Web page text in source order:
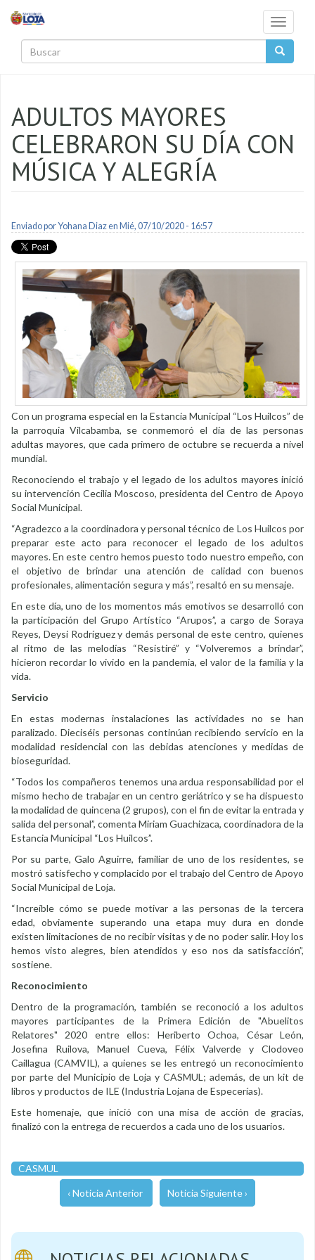
Toggle
ADULTOS MAYORES
CELEBRARON SU DÍA CON
MÚSICA Y ALEGRÍA
Enviado porYohana Diazen Mié, 07/10/2020 - 16:57
Con un programa especial en la Estancia Municipal “Los Huilcos” de
la parroquia Vilcabamba, se conmemoró el día de las personas
adultas mayores, que cada primero de octubre se recuerda a nivel
mundial.
Reconociendo el trabajo y el legado de los adultos mayores inició
su intervención Cecilia Moscoso, presidenta del Centro de Apoyo
Social Municipal.
“Agradezco a la coordinadora y personal técnico de Los Huilcos por
preparar este acto para reconocer el legado de los adultos
mayores. En este centro hemos puesto todo nuestro empeño, con
el objetivo de brindar una atención de calidad con buenos
profesionales, alimentación segura y más”, resaltó en su mensaje.
En este día, uno de los momentos más emotivos se desarrolló con
la participación del Grupo Artístico “Arupos”, a cargo de Soraya
Reyes, Deysi Rodríguez y demás personal de este centro, quienes
al ritmo de las melodías “Resistiré” y “Volveremos a brindar”,
hicieron recordar lo vivido en la pandemia, el valor de la familia y la
vida.
Servicio
En estas modernas instalaciones las actividades no se han
paralizado. Dieciséis personas continúan recibiendo servicio en la
modalidad residencial con las debidas atenciones y medidas de
bioseguridad.
“Todos los compañeros tenemos una ardua responsabilidad por el
mismo hecho de trabajar en un centro geriátrico y se ha dispuesto
la modalidad de quincena (2 grupos), con el fin de evitar la entrada y
salida del personal”, comenta Miriam Guachizaca, coordinadora de la
Estancia Municipal “Los Huilcos”.
Por su parte, Galo Aguirre, familiar de uno de los residentes, se
mostró satisfecho y complacido por el trabajo del Centro de Apoyo
Social Municipal de Loja.
“Increíble cómo se puede motivar a las personas de la tercera
edad, obviamente superando una etapa muy dura en donde
existen limitaciones de no recibir visitas y de no poder salir. Hoy los
hemos visto alegres, bien atendidos y eso nos da satisfacción”,
sostiene.
Reconocimiento
Dentro de la programación, también se reconoció a los adultos
mayores participantes de la Primera Edición de "Abuelitos
Relatores" 2020 entre ellos: Heriberto Ochoa, César León,
Josefina Ruilova, Manuel Cueva, Félix Valverde y Clodoveo
Caillagua (CAMVIL), a quienes se les entregó un reconocimiento
por parte del Municipio de Loja y CASMUL; además, de un kit de
libros y productos de ILE (Industria Lojana de Especerías).
Este homenaje, que inició con una misa de acción de gracias,
finalizó con la entrega de recuerdos a cada uno de los usuarios.
CASMUL
‹ Noticia Anterior Noticia Siguiente ›